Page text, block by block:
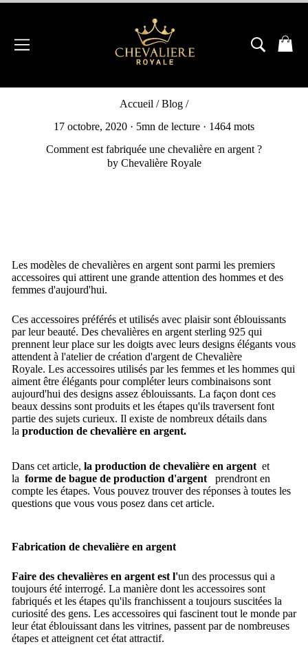
Passer
Accueil / Blog /
17 octobre, 2020 · 5mn de lecture · 1464 mots
Comment est fabriquée une chevalière en argent ?
by Chevalière Royale
Les modèles de chevalières en argent sont parmi les premiers
accessoires qui attirent une grande attention des hommes et des
femmes d'aujourd'hui.
Ces accessoires préférés et utilisés avec plaisir sont éblouissants
par leur beauté. Des chevalières en argent sterling 925 qui
prennent leur place sur les doigts avec leurs designs élégants vous
attendent à l'atelier de création d'argent de Chevalière
Royale. Les accessoires utilisés par les femmes et les hommes qui
aiment être élégants pour compléter leurs combinaisons sont
aujourd'hui des designs assez éblouissants. La façon dont ces
beaux dessins sont produits et les étapes qu'ils traversent font
partie des sujets curieux. Il existe de nombreux détails dans
la production de chevalière en argent.
Dans cet article, la production de chevalière en argent et
la forme de bague de production d'argent
prendront en
compte les étapes. Vous pouvez trouver des réponses à toutes les
questions que vous vous posez dans cet article.
Fabrication de chevalière en argent
Faire des chevalières en argent est l'un des processus qui a
toujours été interrogé. La manière dont les accessoires sont
fabriqués et les étapes qu'ils franchissent a toujours suscitées la
curiosité des gens. Les accessoires qui fascinent tout le monde par
leur état éblouissant dans les vitrines, passent par de nombreuses
étapes et atteignent cet état attractif.